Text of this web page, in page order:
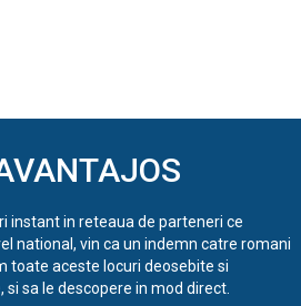
instant in reteaua de parteneri ce
national, vin ca un indemn catre romani
toate aceste locuri deosebite si
sa le descopere in mod direct.